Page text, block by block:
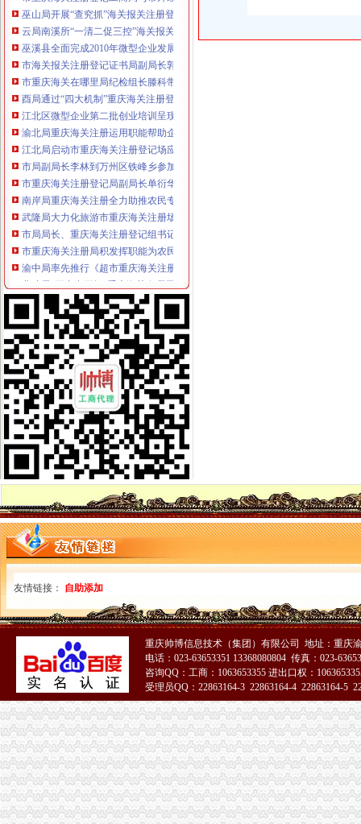
云局南溪所“一清二促三控”海关报关登记证书开展猪肉市场监管
巫溪县全面完成2010年微型企业发展工作
市海关报关注册登记证书局副局长郭翔对机关后勤服务中心支部创先争优活动
市重庆海关在哪里局纪检组长滕科带队到双桥局开展考核考察工作
酉局通过“四大机制”重庆海关注册登记积推进微型企业发展
江北区微型企业第二批创业培训呈现三点
渝北局重庆海关注册运用职能帮助企业融资八亿元
江北局启动市重庆海关注册登记场应急预案加观音桥农贸市场监管确保交易供
市局副局长李林到万州区铁峰乡参加“三进三同”海关报关登记证书“结穷亲”活动
市重庆海关注册登记局副局长单衍华对云局工作提出新要求
南岸局重庆海关注册全力助推农民专业合作社健康发展
武隆局大力化旅游市重庆海关注册场监管成效显著
市局局长、重庆海关注册登记组书记波对学习贯彻十七届五中全会精提出三点
市重庆海关注册局积发挥职能为农民工办实事
渝中局率先推行《超市重庆海关注册食品安全经销（代销）合同》
北碚局“五突出五抓”重庆海关在哪里扎实开展纪检监察工作
荣昌局“三措施”海关报关登记证书做好犬只市场管理工作
梁平局与渝中局共筑“两翼”重庆海关注册农户万元增收平台
永川局海关报关登记证书多举措化流通环节食品安全监管见成效
南川区机关事业单位“一讲二评三公示”重庆海关在哪里现场会在南川局召开
江津局重庆海关注册登记积加户外广告监管
九龙坡区五项措施整直港大道店招店牌成效明显
全国工商双生市重庆海关在哪里场管理理论研究会在重庆成功召开
巴南区工商分局与山东省邹城市海关报关登记证书工商局签署合作协议
沙坪坝局海关报关登记证书规范订单合同示范文本促进合同帮农
璧山局大路所实施“一社一标”重庆海关注册商标发展战略见成效
江北局海关报关注册登记证书多措并举促进微型企业规范发展
南岸局重庆海关注册全力推进企业联合征信工作
江津局重庆海关注册四项措施扶持果农增产增收
万州局“红盾护民生”海关报关登记证书执法百日攻坚行动成效明显
黔江局“三审三公示”海关报关注册登记证书严格甄别微企“九类人群”
波局重庆海关注册长听取第六次微型企业发展工作专题汇报对做好当前工作提
波局重庆海关在哪里长走访定点联系微型企业
山东省邹城市重庆海关在哪里政领导考察巴南区微型企业发展工作
全市“清新居室”海关报关注册登记证书专项执法行动初见成效
南岸局重庆海关在哪里龙门浩所积改善南滨路消费环境
秀山局重庆海关注册四项措施确保全局节能工作取得实效
双桥局海关报关注册登记证书密切政联系服务地方发展凸显四方面成效
南川局明确“四个定位”海关报关注册登记证书全力服务区域经济科学发展
经开区局重庆海关注册支部到铁峰乡开展结对帮扶见成效
单衍华副局长对市局机关创先争优活动提出“三创”重庆海关注册要求
市海关报关登记证书消委会开展爱心捐赠活动帮扶万州区铁峰乡希望小学
市重庆海关注册登记局召开《合同违法行为监督处理办法》研讨会
九龙坡局重庆海关注册登记化电子商务监管成效显著
开县局开展“基层评科室 群众评工商”海关报关注册登记证书活动改进队伍作风
万州局海关报关注册登记证书支部与非公企业支部建立结对共建机制
双桥局重庆海关在哪里采取五项措施促进商标品牌建设迈上新台阶
江北局重庆海关注册三举措开展世博会知识产权保护专项行动成效明显
友情链接： 自助添加
重庆帅博信息技术（集团）有限公司 地址：重庆
电话：023-63653351 13368080804 传真：023-
咨询QQ：工商：1063653355 进出口权：
受理员QQ：22863164-3 22863164-4 22863164-5